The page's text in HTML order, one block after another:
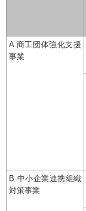
A 商工団体強化支援
事業
B 中小企業連携組織
対策事業